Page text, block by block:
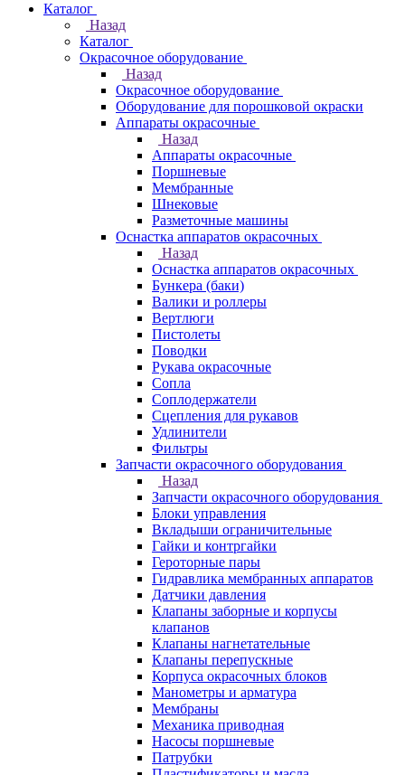
Каталог
Назад
Каталог
Окрасочное оборудование
Назад
Окрасочное оборудование
Оборудование для порошковой окраски
Аппараты окрасочные
Назад
Аппараты окрасочные
Поршневые
Мембранные
Шнековые
Разметочные машины
Оснастка аппаратов окрасочных
Назад
Оснастка аппаратов окрасочных
Бункера (баки)
Валики и роллеры
Вертлюги
Пистолеты
Поводки
Рукава окрасочные
Сопла
Соплодержатели
Сцепления для рукавов
Удлинители
Фильтры
Запчасти окрасочного оборудования
Назад
Запчасти окрасочного оборудования
Блоки управления
Вкладыши ограничительные
Гайки и контргайки
Героторные пары
Гидравлика мембранных аппаратов
Датчики давления
Клапаны заборные и корпусы
клапанов
Клапаны нагнетательные
Клапаны перепускные
Корпуса окрасочных блоков
Манометры и арматура
Мембраны
Механика приводная
Насосы поршневые
Патрубки